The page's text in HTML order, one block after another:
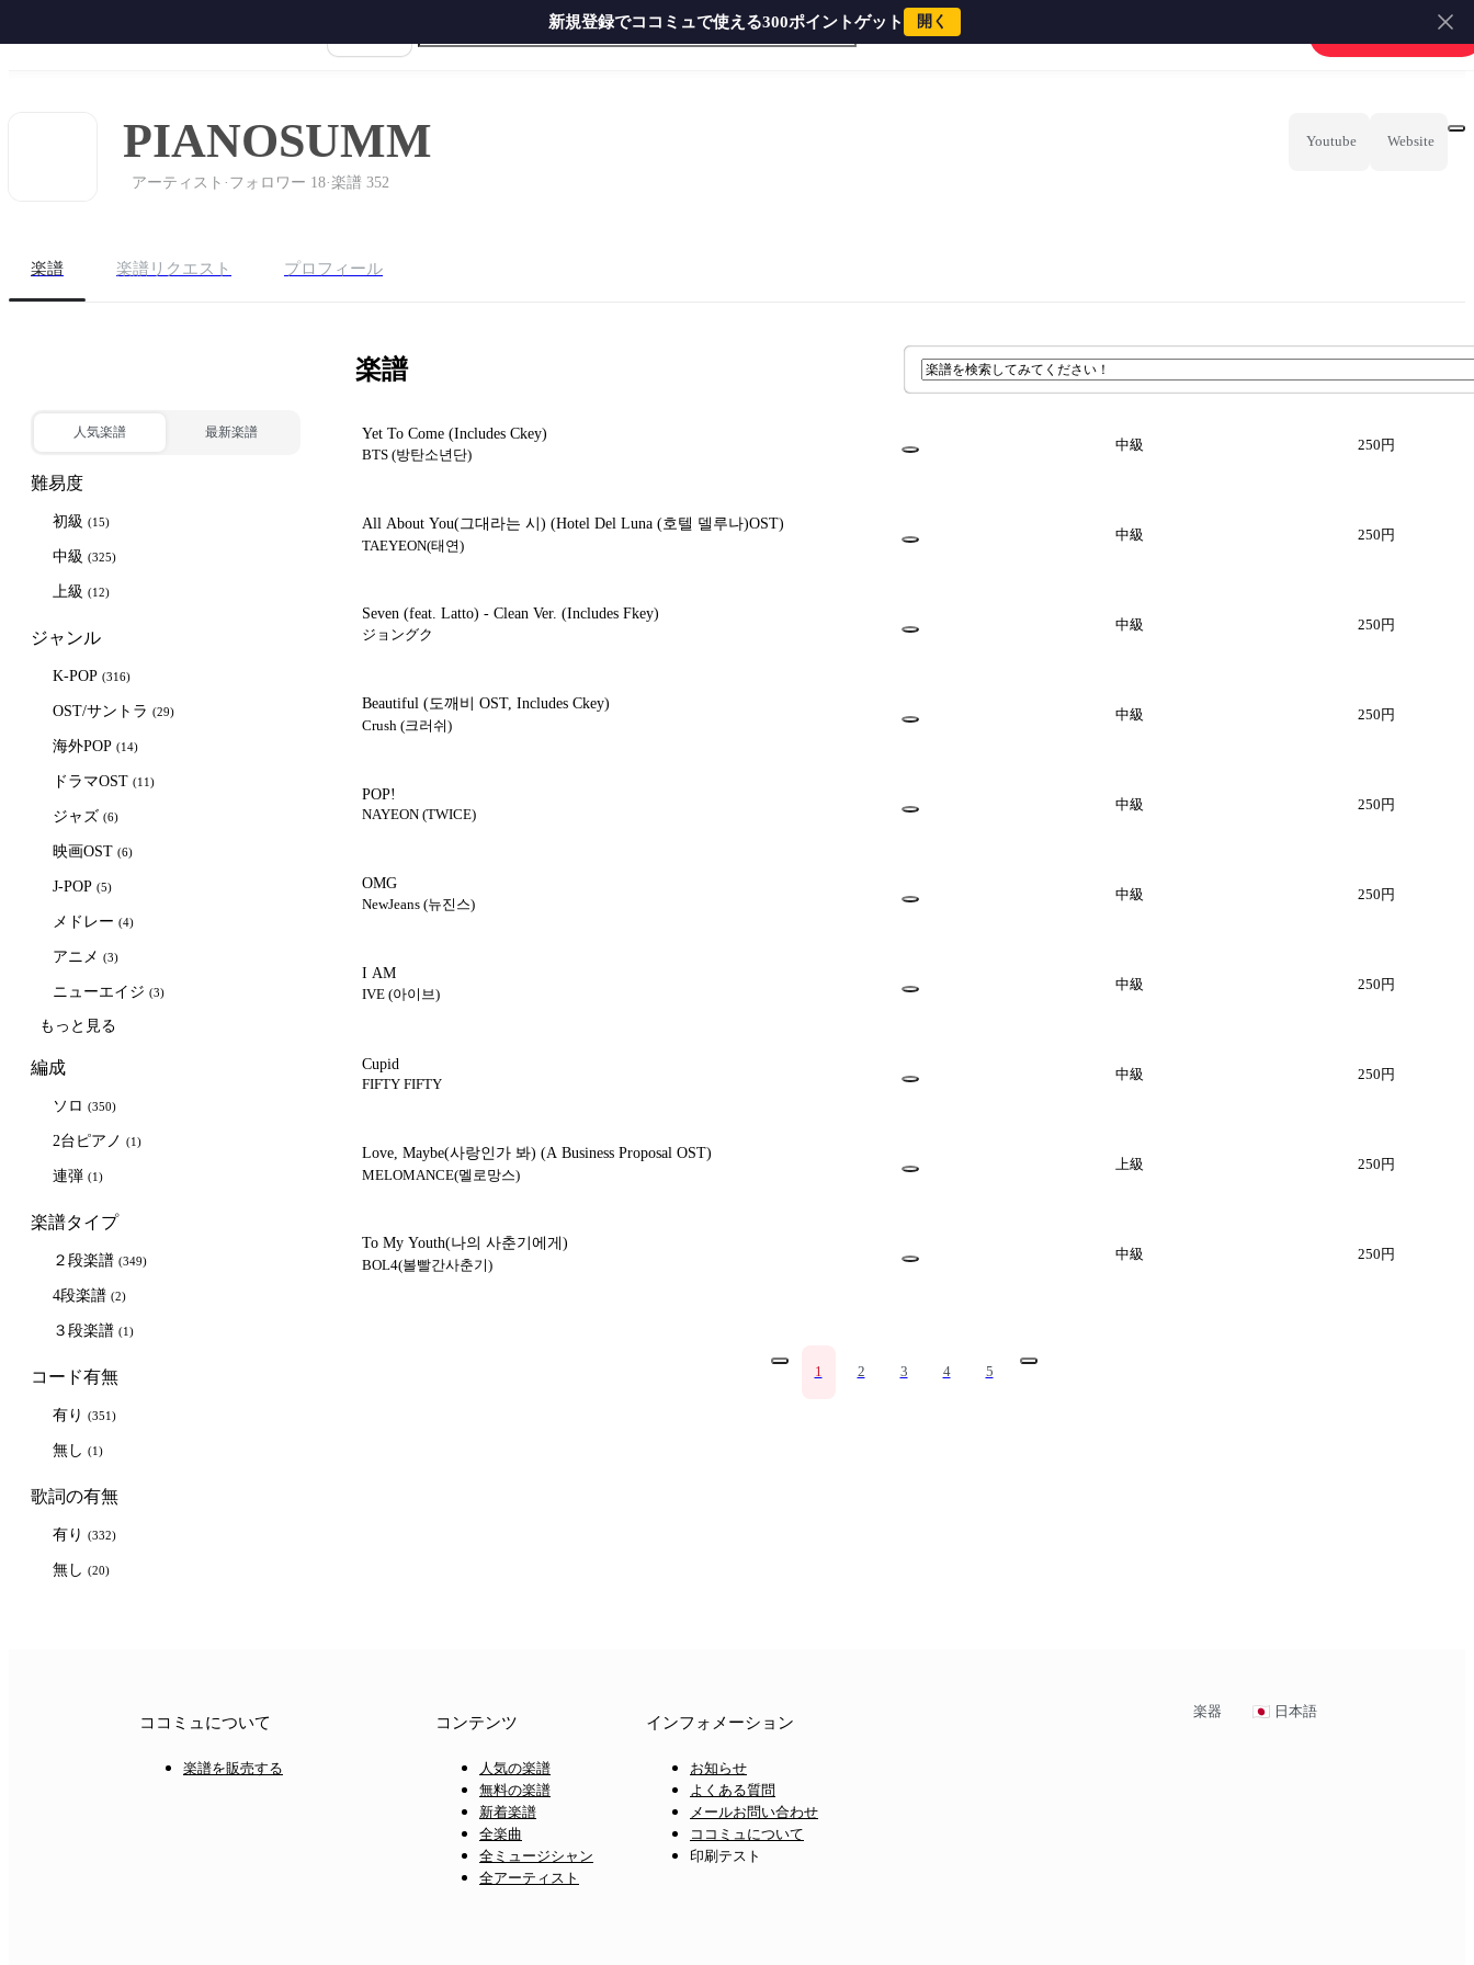
会員登録・ログイン
新規登録でココミュで使える300ポイントゲット 開く
ドラム 弦楽器 木管楽器 金管楽器
PIANOSUMM
アーティスト · フォロワー 18·楽譜 352
Youtube Website
楽譜 楽譜リクエスト プロフィール
人気楽譜 最新楽譜
難易度
初級 (15)
中級 (325)
上級 (12)
ジャンル
K-POP (316)
OST/サントラ (29)
海外POP (14)
ドラマOST (11)
ジャズ (6)
映画OST (6)
J-POP (5)
メドレー (4)
アニメ (3)
ニューエイジ (3)
もっと見る
編成
ソロ (350)
2台ピアノ (1)
連弾 (1)
楽譜タイプ
２段楽譜 (349)
4段楽譜 (2)
３段楽譜 (1)
コード有無
有り (351)
無し (1)
歌詞の有無
有り (332)
無し (20)
楽譜
Yet To Come (Includes Ckey)
BTS (방탄소년단)
中級 250円
All About You(그대라는 시) (Hotel Del Luna (호텔 델루나)OST)
TAEYEON(태연)
中級 250円
Seven (feat. Latto) - Clean Ver. (Includes Fkey)
ジョングク
中級 250円
Beautiful (도깨비 OST, Includes Ckey)
Crush (크러쉬)
中級 250円
POP!
NAYEON (TWICE)
中級 250円
OMG
NewJeans (뉴진스)
中級 250円
I AM
IVE (아이브)
中級 250円
Cupid
FIFTY FIFTY
中級 250円
Love, Maybe(사랑인가 봐) (A Business Proposal OST)
MELOMANCE(멜로망스)
上級 250円
To My Youth(나의 사춘기에게)
BOL4(볼빨간사춘기)
中級 250円
1 2 3 4 5
ココミュについて
楽譜を販売する
コンテンツ
人気の楽譜
無料の楽譜
新着楽譜
全楽曲
全ミュージシャン
全アーティスト
インフォメーション
お知らせ
よくある質問
メールお問い合わせ
ココミュについて
印刷テスト
楽器 日本語